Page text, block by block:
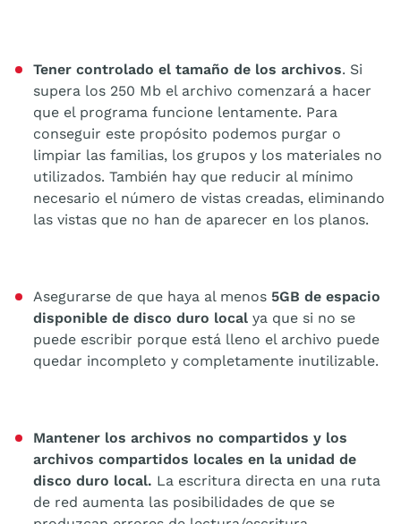
Tener controlado el tamaño de los archivos. Si
supera los 250 Mb el archivo comenzará a hacer
que el programa funcione lentamente. Para
conseguir este propósito podemos purgar o
limpiar las familias, los grupos y los materiales no
utilizados. También hay que reducir al mínimo
necesario el número de vistas creadas, eliminando
las vistas que no han de aparecer en los planos.
Asegurarse de que haya al menos 5GB de espacio
disponible de disco duro local ya que si no se
puede escribir porque está lleno el archivo puede
quedar incompleto y completamente inutilizable.
Mantener los archivos no compartidos y los
archivos compartidos locales en la unidad de
disco duro local. La escritura directa en una ruta
de red aumenta las posibilidades de que se